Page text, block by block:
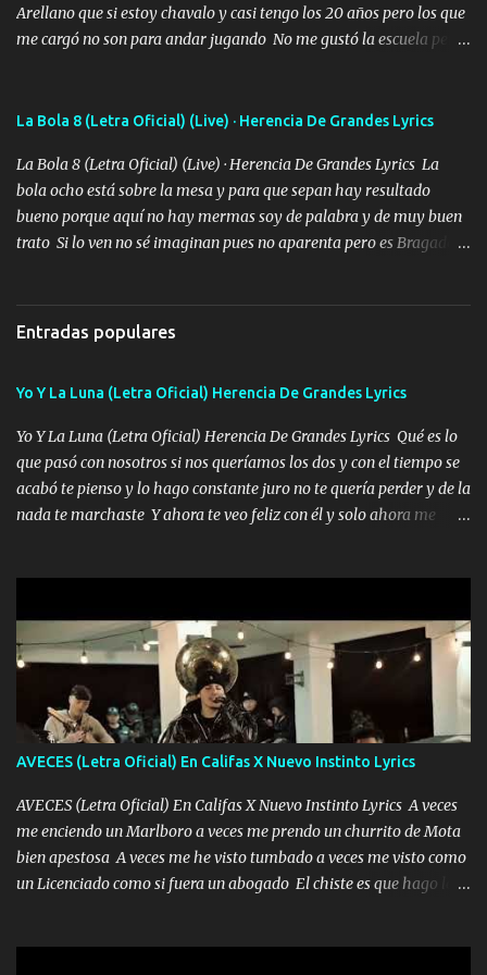
Arellano que si estoy chavalo y casi tengo los 20 años pero los que
me cargó no son para andar jugando No me gustó la escuela pero
firme el legado que si como me llamó varios ya se han preguntado
fajado y mi R terciado me van a ver allá por TJ para un licenciado
mando un abrazo andamos al cien Choritas también Música
Ando en la colonia bien acelerado traigo un M2 que nunca me ha
fallado para mi compadre mandó un fuerte abrazo también al
tomando con mujeres hermosas y botellas destapando siempre
bien cuidado bien atrabancado y a los que me conocen ya saben de
La Bola 8 (Letra Oficial) (Live) · Herencia De Grandes Lyrics
La Bola 8 (Letra Oficial) (Live) · Herencia De Grandes Lyrics La
bola ocho está sobre la mesa y para que sepan hay resultado
bueno porque aquí no hay mermas soy de palabra y de muy buen
trato Si lo ven no sé imaginan pues no aparenta pero es Bragado a
lo primero que cualquier cosa es un gran regalo Siempre me van a
ver solo más no ando solo ai ta el aparato con cargador extendido
cuidan los santos y mi Dios cada día con mas ganas le doy todo
por un futuro mejor Música Empecé desde los trece y hasta la
fecha aún sigo vigente no soy manchado soy bueno pero si me
alteró de repente Mi carnal Abel aun lado ni uno con el otro no se
ha rajado pal Chinchillas un saludo y para un amigo que está en
Peñasco Me fajó una Glock al cinto y de Louis Vuitton son mis
Entradas populares
Yo Y La Luna (Letra Oficial) Herencia De Grandes Lyrics
Yo Y La Luna (Letra Oficial) Herencia De Grandes Lyrics Qué es lo
que pasó con nosotros si nos queríamos los dos y con el tiempo se
acabó te pienso y lo hago constante juro no te quería perder y de la
nada te marchaste Y ahora te veo feliz con él y solo ahora me
pero eso ya no va a pasar me perderé en la soledad Porque me
mirabas bonito si yo no fui el final feliz el final fue triste pa mí Y
duele no tenerte aquí sabiendo que moría por ti yo y la luna
cantamos y por ti nos embriagamos Quién sabe qué será de mí si
contigo fui muy feliz a lo mejor no lloró pero muy en el fondo te
AVECES (Letra Oficial) En Califas X Nuevo Instinto Lyrics
AVECES (Letra Oficial) En Califas X Nuevo Instinto Lyrics A veces
me enciendo un Marlboro a veces me prendo un churrito de Mota
bien apestosa A veces me he visto tumbado a veces me visto como
un Licenciado como si fuera un abogado El chiste es que hago lo